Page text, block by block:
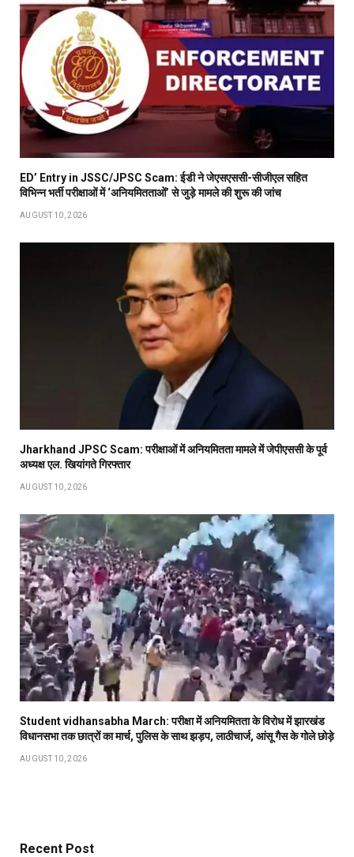
ED’ Entry in JSSC/JPSC Scam: ईडी ने जेएसएससी-सीजीएल सहित
विभिन्न भर्ती परीक्षाओं में ‘अनियमितताओं’ से जुड़े मामले की शुरू की जांच
AUGUST 10, 2026
Jharkhand JPSC Scam: परीक्षाओं में अनियमितता मामले में जेपीएससी के पूर्व
अध्यक्ष एल. खियांगते गिरफ्तार
AUGUST 10, 2026
Student vidhansabha March: परीक्षा में अनियमितता के विरोध में झारखंड
विधानसभा तक छात्रों का मार्च, पुलिस के साथ झड़प, लाठीचार्ज, आंसू गैस के गोले छोड़े
AUGUST 10, 2026
Recent Post